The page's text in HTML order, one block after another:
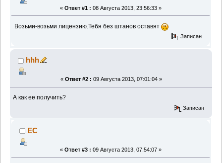
« Ответ #1 : 08 Августа 2013, 23:56:33 »
Возьми-возьми лицензию.Тебя без штанов оставят
Записан
hhh
« Ответ #2 : 09 Августа 2013, 07:01:04 »
А как ее получить?
Записан
EC
« Ответ #3 : 09 Августа 2013, 07:54:07 »